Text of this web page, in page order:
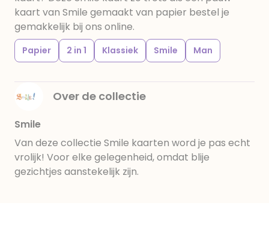
kaart van Smile gemaakt van papier bestel je
gemakkelijk bij ons online.
Papier 2 in 1 Klassiek Smile Man
Over de collectie
Smile
Van deze collectie Smile kaarten word je pas echt
vrolijk! Voor elke gelegenheid, omdat blije
gezichtjes aanstekelijk zijn.